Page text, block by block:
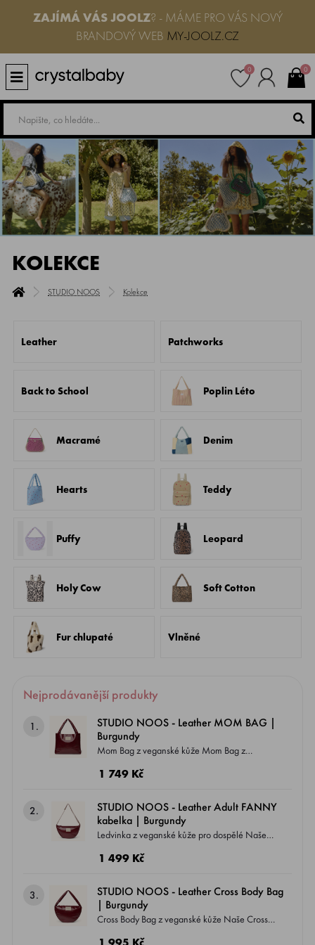
ZAJÍMÁ VÁS JOOLZ? - MÁME PRO VÁS NOVÝ
BRANDOVÝ WEB MY-JOOLZ.CZ
0 0
KOLEKCE
STUDIO NOOS Kolekce
Leather Patchworks
Back to School Poplin Léto
Macramé Denim
Hearts Teddy
Puffy Leopard
Holy Cow Soft Cotton
Fur chlupaté Vlněné
Nejprodávanější produkty
1.
STUDIO NOOS - Leather MOM BAG |
Burgundy
Mom Bag z veganské kůže Mom Bag z
veganské kůže dodá vašemu oblíbenému
přihrádka nemá zip ani vnitřní kapsy, takže
budete mít ke všem věcem rychlý a snadný
tašku doplnit o Pouch nebo Toiletry Bag . Díky
kočárek nebo nosit přes rameno. Je ideálním
společníkem pro každý den i všechny vaše
1 749 Kč
2.
STUDIO NOOS - Leather Adult FANNY
kabelka | Burgundy
Ledvinka z veganské kůže pro dospělé Naše
ledvinka z veganské kůže zaujme luxusním
každodenní použití. Je kompaktní, ale
dostatečně prostorná, aby pojala všechny vaše
1 499 Kč
3.
STUDIO NOOS - Leather Cross Body Bag
| Burgundy
Cross Body Bag z veganské kůže Naše Cross
Body Bag z veganské kůže zaujme luxusním